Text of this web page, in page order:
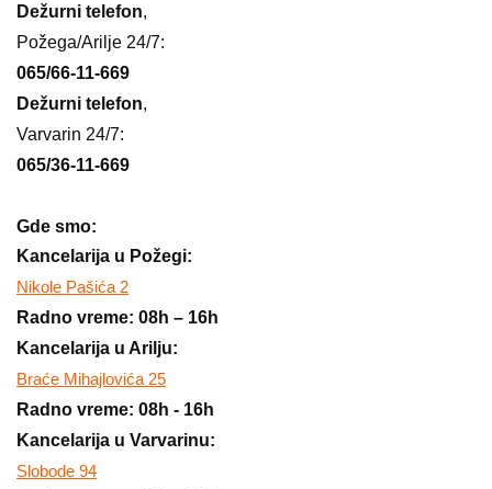
Dežurni telefon,
Požega/Arilje 24/7:
065/66-11-669
Dežurni telefon,
Varvarin 24/7:
065/36-11-669
Gde smo:
Kancelarija u Požegi:
Nikole Pašića 2
Radno vreme: 08h – 16h
Kancelarija u Arilju:
Braće Mihajlovića 25
Radno vreme: 08h - 16h
Kancelarija u Varvarinu:
Slobode 94